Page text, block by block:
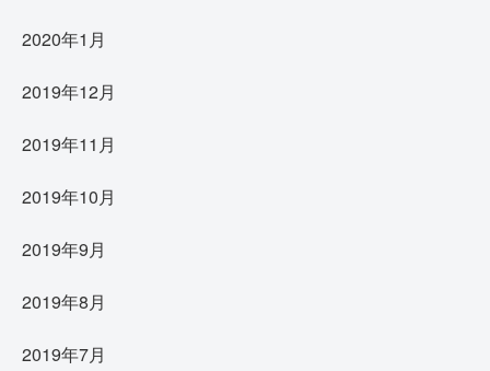
2020年1月
2019年12月
2019年11月
2019年10月
2019年9月
2019年8月
2019年7月